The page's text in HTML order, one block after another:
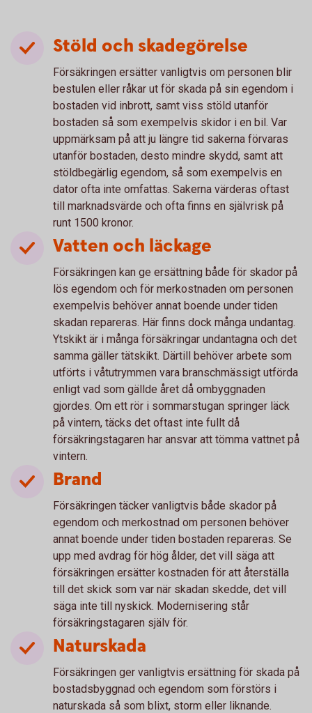
Stöld och skadegörelse
Försäkringen ersätter vanligtvis om personen blir
bestulen eller råkar ut för skada på sin egendom i
bostaden vid inbrott, samt viss stöld utanför
bostaden så som exempelvis skidor i en bil. Var
uppmärksam på att ju längre tid sakerna förvaras
utanför bostaden, desto mindre skydd, samt att
stöldbegärlig egendom, så som exempelvis en
dator ofta inte omfattas. Sakerna värderas oftast
till marknadsvärde och ofta finns en självrisk på
runt 1500 kronor.
Vatten och läckage
Försäkringen kan ge ersättning både för skador på
lös egendom och för merkostnaden om personen
exempelvis behöver annat boende under tiden
skadan repareras. Här finns dock många undantag.
Ytskikt är i många försäkringar undantagna och det
samma gäller tätskikt. Därtill behöver arbete som
utförts i våtutrymmen vara branschmässigt utförda
enligt vad som gällde året då ombyggnaden
gjordes. Om ett rör i sommarstugan springer läck
på vintern, täcks det oftast inte fullt då
försäkringstagaren har ansvar att tömma vattnet på
vintern.
Brand
Försäkringen täcker vanligtvis både skador på
egendom och merkostnad om personen behöver
annat boende under tiden bostaden repareras. Se
upp med avdrag för hög ålder, det vill säga att
försäkringen ersätter kostnaden för att återställa
till det skick som var när skadan skedde, det vill
säga inte till nyskick. Modernisering står
försäkringstagaren själv för.
Naturskada
Försäkringen ger vanligtvis ersättning för skada på
bostadsbyggnad och egendom som förstörs i
naturskada så som blixt, storm eller liknande.